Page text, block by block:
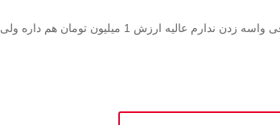
4 امین بازی محبوب من بازی خوبیه حرفی واسه زدن ندارم عالیه ارزش 1 میلیون تومان هم داره ولی